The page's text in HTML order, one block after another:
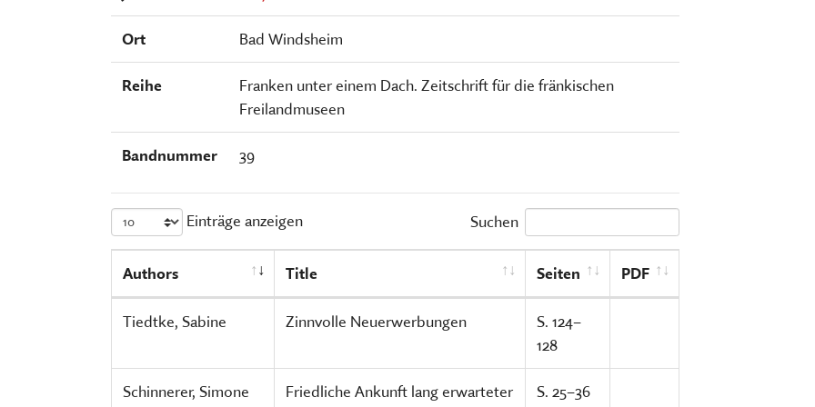
FÜHRUNGEN UND MEHR
ESSEN, TRINKEN & EINKAUFEN
Freilandmuseums
PUBLIKATIONEN, BÜCHER & ZEITSCHRIFTEN
STORCHENNEST
PR & ÖFFENTLICHKEITSARBEIT
vermitteln
Ort Bad Windsheim
Reihe
Franken unter einem Dach. Zeitschrift für die fränkischen
Freilandmuseen
Bandnummer 39
Einträge anzeigen Suchen
Authors Title Seiten PDF
Tiedtke, Sabine Zinnvolle Neuerwerbungen
S. 124–
128
Schinnerer, Simone
Friedliche Ankunft lang erwarteter
S. 25–36